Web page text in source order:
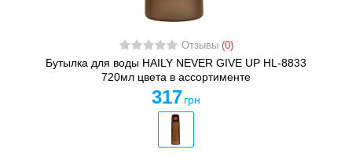
Отзывы (0)
Бутылка для воды HAILY NEVER GIVE UP HL-8833
720мл цвета в ассортименте
317 грн